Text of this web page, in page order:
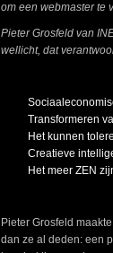
om een webmaster te
Pieter Grosfeld van
wellicht, dat
Transformeren
Het kunnen
Creatieve
Het meer ZEN
Pieter Grosfeld
dan ze al deden: een